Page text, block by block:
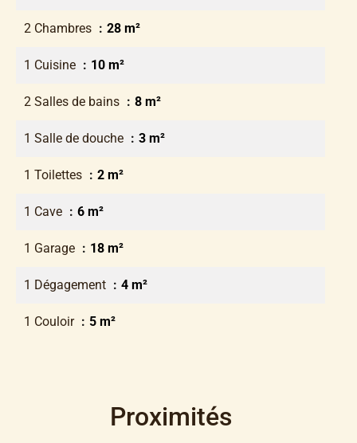
2 Chambres 28 m²
1 Cuisine 10 m²
2 Salles de bains 8 m²
1 Salle de douche 3 m²
1 Toilettes 2 m²
1 Cave 6 m²
1 Garage 18 m²
1 Dégagement 4 m²
1 Couloir 5 m²
Proximités